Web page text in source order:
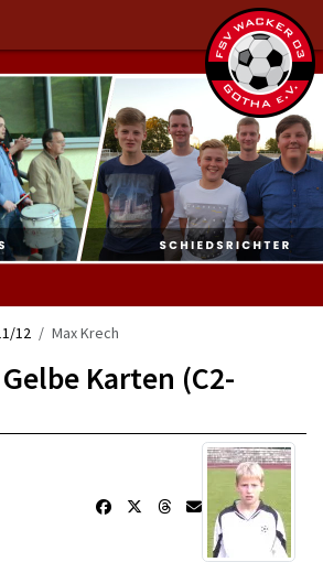
12 Max Krech
Karten (C2-